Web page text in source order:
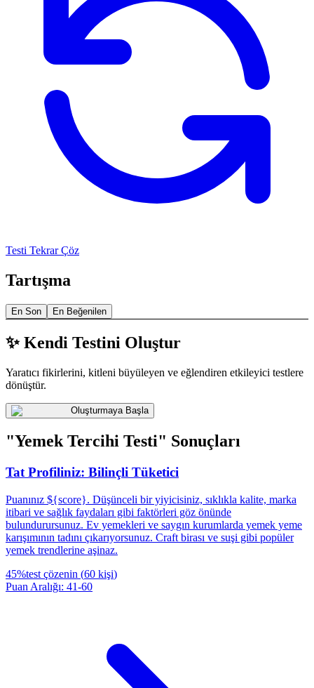
Testi Tekrar Çöz
Tartışma
En Son En Beğenilen
✨ Kendi Testini Oluştur
Yaratıcı fikirlerini, kitleni büyüleyen ve eğlendiren etkileyici testlere
dönüştür.
Oluşturmaya Başla
"Yemek Tercihi Testi" Sonuçları
Tat Profiliniz: Bilinçli Tüketici
Puanınız ${score}. Düşünceli bir yiyicisiniz, sıklıkla kalite, marka
itibari ve sağlık faydaları gibi faktörleri göz önünde
bulundurursunuz. Ev yemekleri ve saygın kurumlarda yemek yeme
karışımının tadını çıkarıyorsunuz. Craft birası ve suşi gibi popüler
yemek trendlerine aşinaz.
45%test çözenin (60 kişi)
Puan Aralığı: 41-60